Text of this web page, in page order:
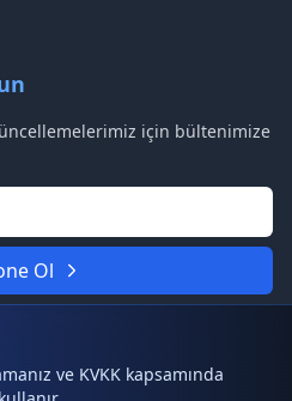
için bültenimize
Ol
ve KVKK kapsamında